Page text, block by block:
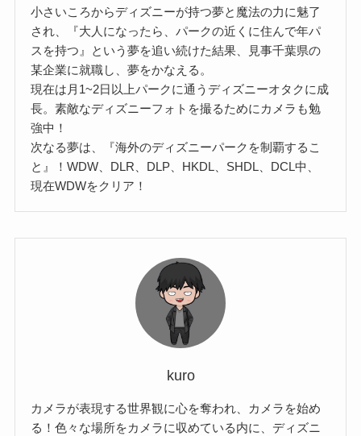
小さいころからディズニーが持つ夢と魔法の力に魅了
され、『大人になったら、パークの近くに住んで年パ
スを持つ』という夢を追い続けた結果、見事千葉県の
某企業に就職し、夢をかなえる。
現在は月1~2日以上パークに通うディズニーオタクに成
長。素敵なディズニーフォトを撮るためにカメラも勉
強中！
次なる夢は、『海外のディズニーパークを制覇するこ
と』！WDW、DLR、DLP、HKDL、SHDL、DCL中、
現在WDWをクリア！
kuro
カメラが表現する世界観に心を奪われ、カメラを始め
る！色々な場所をカメラに収めている内に、ディズニ